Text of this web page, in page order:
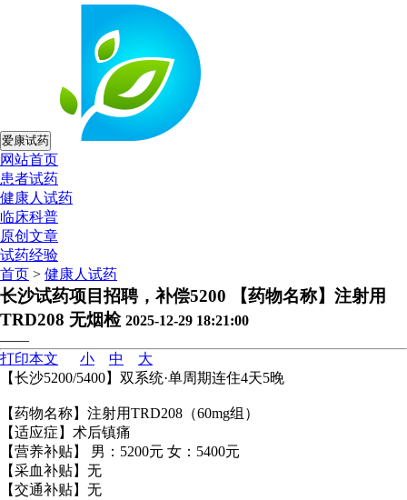
爱康试药
网站首页
患者试药
健康人试药
临床科普
原创文章
试药经验
首页 > 健康人试药
长沙试药项目招聘，补偿5200 【药物名称】注射用
TRD208 无烟检 2025-12-29 18:21:00
——
打印本文
小 中
大
【长沙5200/5400】双系统·单周期连住4天5晚
【药物名称】注射用TRD208（60mg组）
【适应症】术后镇痛
【营养补贴】 男：5200元 女：5400元
【采血补贴】无
【交通补贴】无